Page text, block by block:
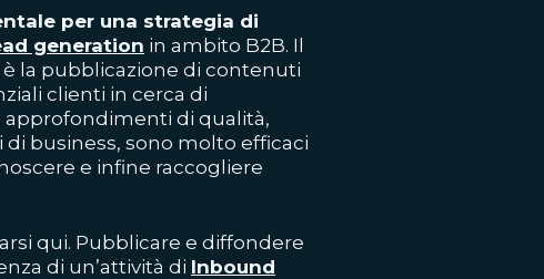
per una strategia di
generation in ambito B2B. Il
la pubblicazione di contenuti
clienti in cerca di
approfondimenti di qualità,
business, sono molto efficaci
e infine raccogliere
qui. Pubblicare e diffondere
di un’attività di Inbound